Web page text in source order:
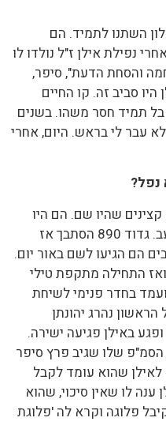
החיים של אלון השתנו לתמיד. הם
נפילת אילן ז"ל נולדו לו
והסחת הדעת", סיפר,
סביב זה. קו החיים
תמיד חסר משהו. בשנים
עבר לי בראש. היום, אחרי
נפל?
שהיו שם. הם היו
צריכים לתקוף בכפר עייתא א-שעב. גדוד 890 הסתבך אז
עיכובים הם הגיעו לשם באור יום.
בסביבות 9 בבוקר ואז התחילה מתקפת טילי
בחדר פנימי לשיחת
נהרג יהונתן
באילן פגיעה ישירה.
הסמ"פ שלו שגיב פרץ סיפר
לאילן שהוא עומד לקבל
ענה לו שאין סיכוי, שהוא
פלוגה וקרא לה 'פלוגת